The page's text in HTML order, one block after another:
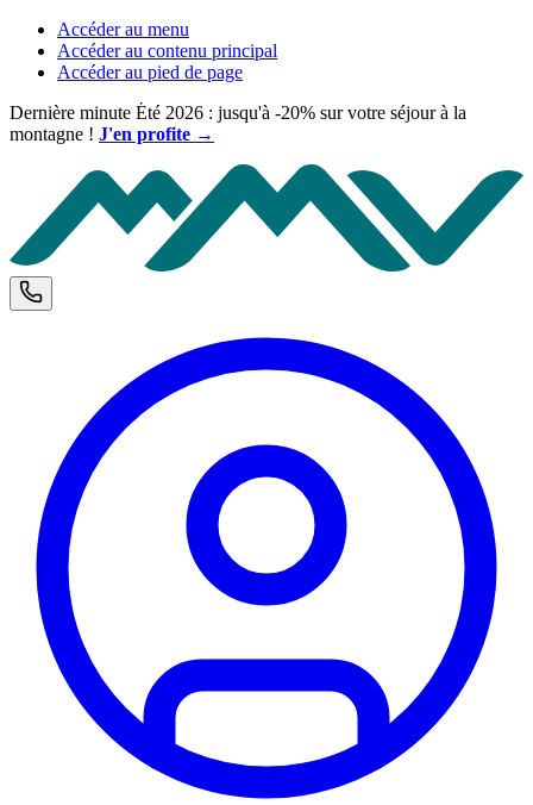
Accéder au menu
Accéder au contenu principal
Accéder au pied de page
Dernière minute Été 2026 : jusqu'à -20% sur votre séjour à la
montagne ! J'en profite →
Téléphone et horaires d'ouverture